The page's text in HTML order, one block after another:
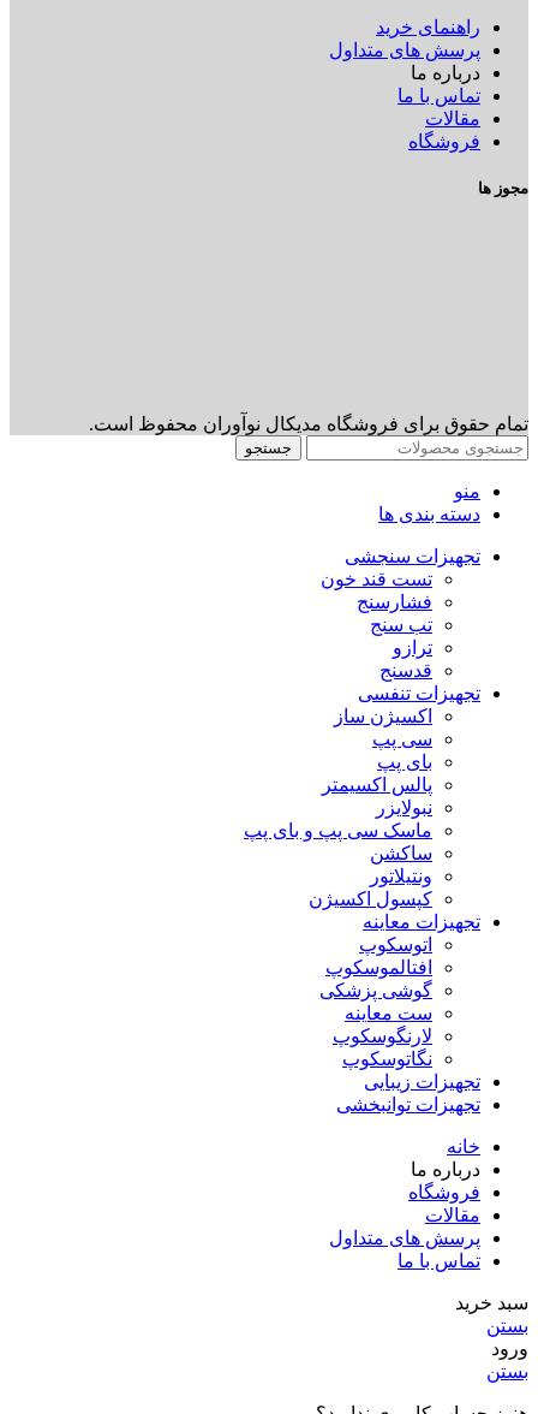
راهنمای خرید
پرسش های متداول
درباره ما
تماس با ما
مقالات
فروشگاه
مجوز ها
تمام حقوق برای فروشگاه مدیکال نوآوران محفوظ است.
جستجو
منو
دسته بندی ها
تجهیزات سنجشی
تست قند خون
فشارسنج
تب سنج
ترازو
قدسنج
تجهیزات تنفسی
اکسیژن ساز
سی پپ
بای پپ
پالس اکسیمتر
نبولایزر
ماسک سی پپ و بای پپ
ساکشن
ونتیلاتور
کپسول اکسیژن
تجهیزات معاینه
اتوسکوپ
افتالموسکوپ
گوشی پزشکی
ست معاینه
لارنگوسکوپ
نگاتوسکوپ
تجهیزات زیبایی
تجهیزات توانبخشی
خانه
درباره ما
فروشگاه
مقالات
پرسش های متداول
تماس با ما
سبد خرید
بستن
ورود
بستن